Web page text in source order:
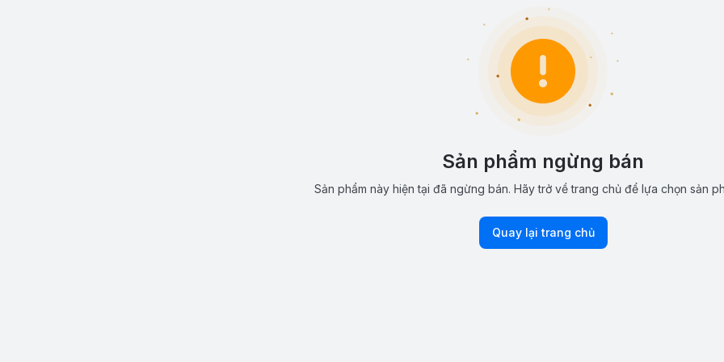
Sản phẩm ngừng bán
Sản phẩm này hiện tại đã ngừng bán. Hãy trở về trang chủ để lựa chọn sản
Quay lại trang chủ